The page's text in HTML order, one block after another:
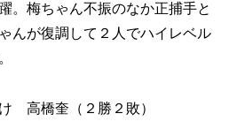
。梅ちゃん不振のなか正捕手と
んが復調して２人でハイレベル
高橋奎（２勝２敗）